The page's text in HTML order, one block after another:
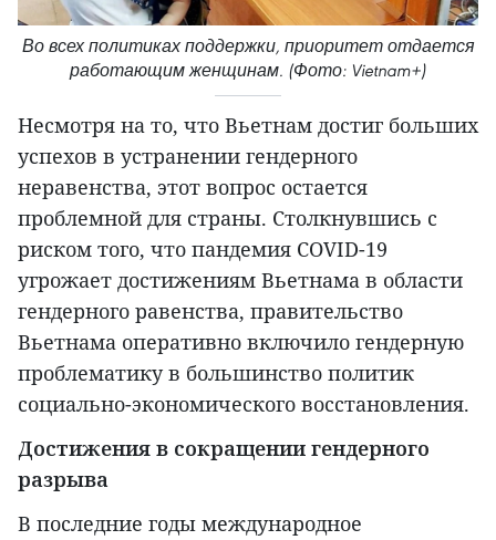
Во всех политиках поддержки, приоритет отдается
работающим женщинам. (Фото: Vietnam+)
Несмотря на то, что Вьетнам достиг больших
успехов в устранении гендерного
неравенства, этот вопрос остается
проблемной для страны. Столкнувшись с
риском того, что пандемия COVID-19
угрожает достижениям Вьетнама в области
гендерного равенства, правительство
Вьетнама оперативно включило гендерную
проблематику в большинство политик
социально-экономического восстановления.
Достижения в сокращении гендерного
разрыва
В последние годы международное